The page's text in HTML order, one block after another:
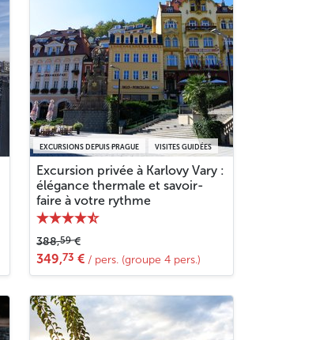
EXCURSIONS DEPUIS PRAGUE VISITES GUIDÉES
Excursion privée à Karlovy Vary :
élégance thermale et savoir-
faire à votre rythme
388,59€
349,73 € / pers. (groupe 4 pers.)